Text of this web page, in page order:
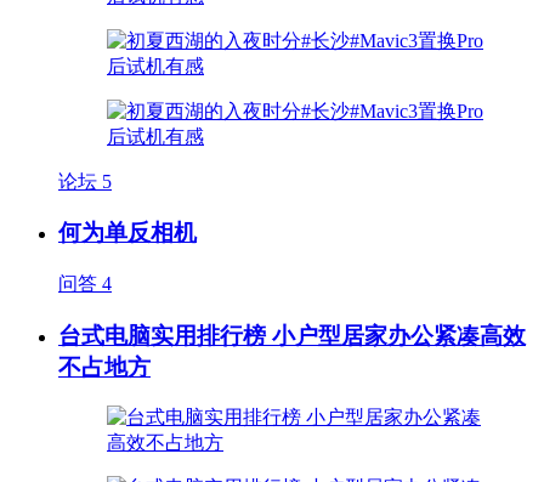
论坛 5
何为单反相机
问答 4
台式电脑实用排行榜 小户型居家办公紧凑高效
不占地方